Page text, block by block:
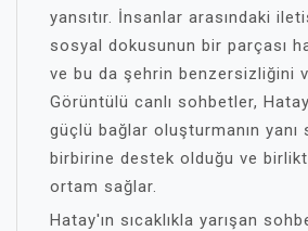
yansıtır. İnsanlar arasındaki
sosyal dokusunun bir parçası
ve bu da şehrin benzersizliğini
Görüntülü canlı sohbetler,
güçlü bağlar oluşturmanın yanı
birbirine destek olduğu ve
ortam sağlar.
Hatay'ın sıcaklıkla yarışan